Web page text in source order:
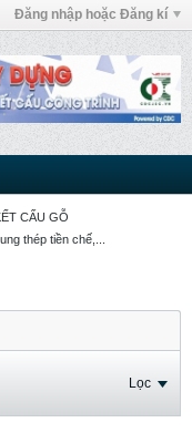
Đăng nhập hoặc Đăng kí
CẤU GỖ
thép tiền chế,...
Lọc